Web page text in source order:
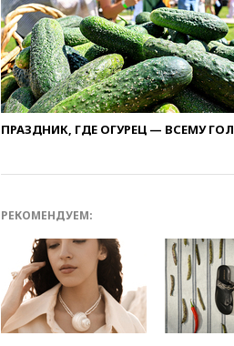
ПРАЗДНИК, ГДЕ ОГУРЕЦ — ВСЕМУ
РЕКОМЕНДУЕМ: